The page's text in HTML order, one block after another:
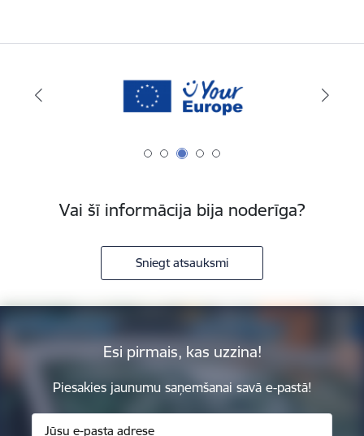
Vai šī informācija bija noderīga?
Sniegt atsauksmi
Esi pirmais, kas uzzina!
Piesakies jaunumu saņemšanai savā e-pastā!